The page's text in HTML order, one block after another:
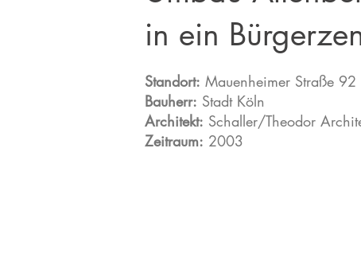
in ein
Standort: Mauenheimer Straße 92
Bauherr: Stadt Köln
Architekt: Schaller/Theodor
Zeitraum: 2003